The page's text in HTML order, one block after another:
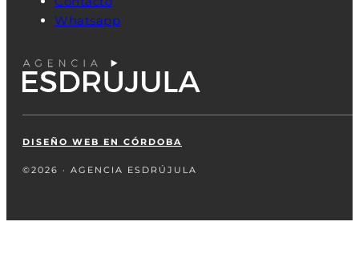
Whatsapp
DISEÑO WEB EN CÓRDOBA
©2026 · AGENCIA ESDRÚJULA